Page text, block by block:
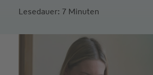
Lesedauer: 7 Minuten